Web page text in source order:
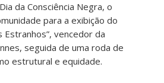
da Consciência Negra, o
para a exibição do
vencedor da
seguida de uma roda de
estrutural e equidade.